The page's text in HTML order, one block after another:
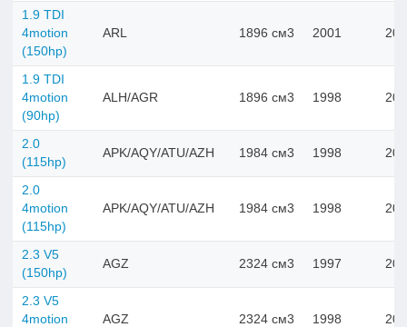
1.9 TDI
4motion
(150hp)
ARL 1896 см3 2001
1.9 TDI
4motion
(90hp)
ALH/AGR 1896 см3 1998
2.0
(115hp)
APK/AQY/ATU/AZH 1984 см3 1998
2.0
4motion
(115hp)
APK/AQY/ATU/AZH 1984 см3 1998
2.3 V5
(150hp)
AGZ 2324 см3 1997
2.3 V5
4motion
AGZ 2324 см3 1998